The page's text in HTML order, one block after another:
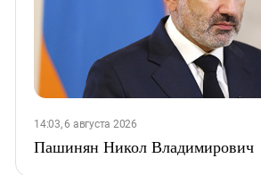
14:03, 6 августа 2026
Пашинян Никол Владимирович